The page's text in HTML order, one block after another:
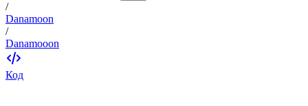
/
Danamoon
/
Danamooon
Код